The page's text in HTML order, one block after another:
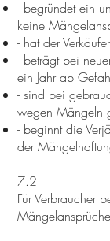
- begründet ein
keine
- hat der
- beträgt bei
ein Jahr ab
- sind bei
wegen Mängeln
- beginnt die
der
7.2
Für Verbraucher
Mängelansprüche